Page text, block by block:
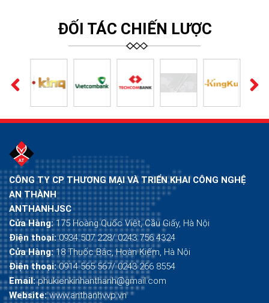
ĐỐI TÁC CHIẾN LƯỢC
CÔNG TY CP THƯƠNG MẠI VÀ TRIỂN KHAI CÔNG NGHỆ
AN THÀNH
ANTHANHJSC
Cửa Hàng:175 Hoàng Quốc Việt, Cầu Giấy, Hà Nội
Điện thoại:0934 507 228/ 0243 756 4324
Cửa Hàng:18 Thuốc Bắc, Hoàn Kiếm, Hà Nội
Điện thoại:0914 565 567/ 0243 266 8554
Email:phukienkinhanthanh@gmail.com
Website:www.anthanhvvp.vn